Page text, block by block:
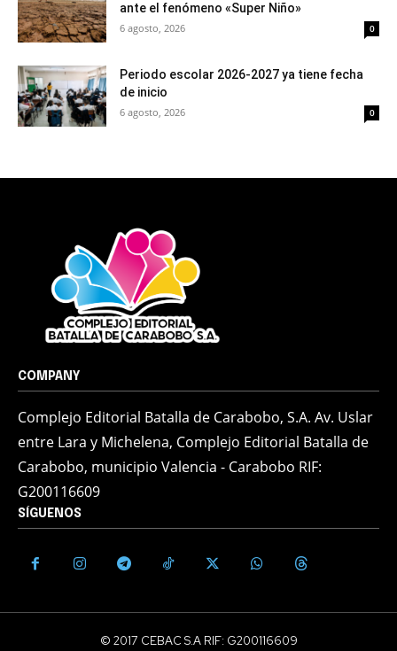
ante el fenómeno «Super Niño»
6 agosto, 2026 0
Periodo escolar 2026-2027 ya tiene fecha
de inicio
6 agosto, 2026 0
COMPANY
Complejo Editorial Batalla de Carabobo, S.A. Av. Uslar
entre Lara y Michelena, Complejo Editorial Batalla de
Carabobo, municipio Valencia - Carabobo RIF:
G200116609
SÍGUENOS
© 2017 CEBAC S.A RIF: G200116609